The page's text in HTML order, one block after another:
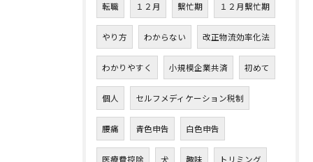
転職 １２月 繫忙期 １２月繫忙期
やり方 わからない 改正物流効率化法
わかりやすく 小規模企業共済 初めて
個人 セルフメディケーション税制
腰痛 青色申告 白色申告
医療費控除 犬 趣味 トリミング